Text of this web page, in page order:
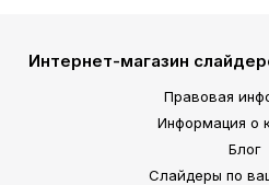
Интернет-магазин
Правовая
Информация о
Блог
Слайдеры по